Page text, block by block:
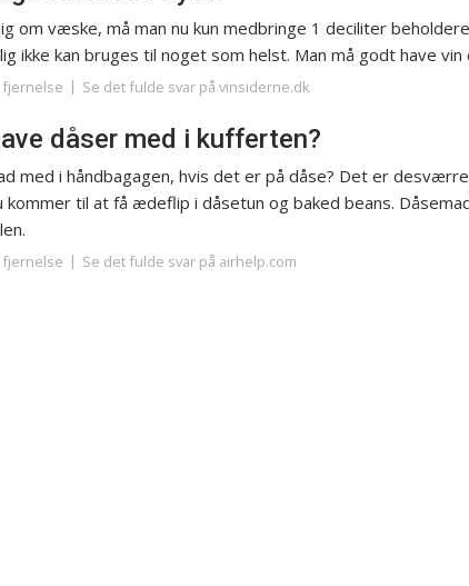
om væske, må man nu kun medbringe 1 deciliter
ikke kan bruges til noget som helst. Man må godt have
fjernelse Se det fulde svar på vinsiderne.dk
dåser med i kufferten?
med i håndbagagen, hvis det er på dåse? Det er
kommer til at få ædeflip i dåsetun og baked beans.
fjernelse Se det fulde svar på airhelp.com